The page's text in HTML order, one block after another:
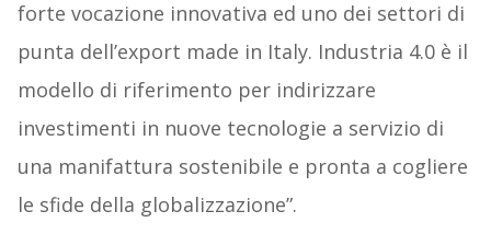
forte vocazione innovativa ed uno dei settori di
punta dell’export made in Italy. Industria 4.0 è il
modello di riferimento per indirizzare
investimenti in nuove tecnologie a servizio di
una manifattura sostenibile e pronta a cogliere
le sfide della globalizzazione”.